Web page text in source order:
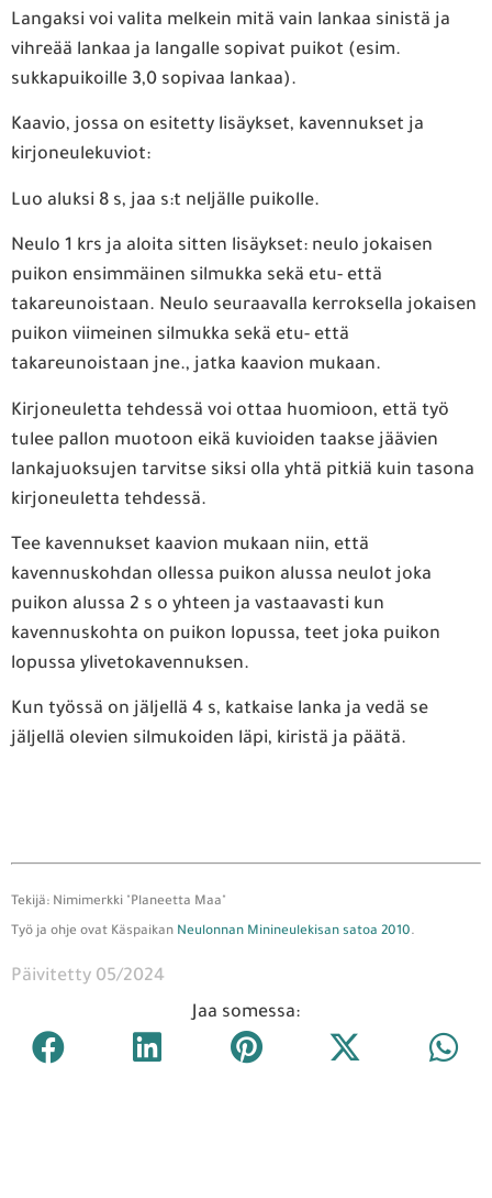
Langaksi voi valita melkein mitä vain lankaa sinistä ja
vihreää lankaa ja langalle sopivat puikot (esim.
sukkapuikoille 3,0 sopivaa lankaa).
Kaavio, jossa on esitetty lisäykset, kavennukset ja
kirjoneulekuviot:
Luo aluksi 8 s, jaa s:t neljälle puikolle.
Neulo 1 krs ja aloita sitten lisäykset: neulo jokaisen
puikon ensimmäinen silmukka sekä etu- että
takareunoistaan. Neulo seuraavalla kerroksella jokaisen
puikon viimeinen silmukka sekä etu- että
takareunoistaan jne., jatka kaavion mukaan.
Kirjoneuletta tehdessä voi ottaa huomioon, että työ
tulee pallon muotoon eikä kuvioiden taakse jäävien
lankajuoksujen tarvitse siksi olla yhtä pitkiä kuin tasona
kirjoneuletta tehdessä.
Tee kavennukset kaavion mukaan niin, että
kavennuskohdan ollessa puikon alussa neulot joka
puikon alussa 2 s o yhteen ja vastaavasti kun
kavennuskohta on puikon lopussa, teet joka puikon
lopussa ylivetokavennuksen.
Kun työssä on jäljellä 4 s, katkaise lanka ja vedä se
jäljellä olevien silmukoiden läpi, kiristä ja päätä.
Tekijä: Nimimerkki "Planeetta Maa"
Työ ja ohje ovat Käspaikan Neulonnan Minineulekisan satoa 2010.
Päivitetty 05/2024
Jaa somessa: